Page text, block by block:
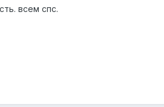
всем спс.